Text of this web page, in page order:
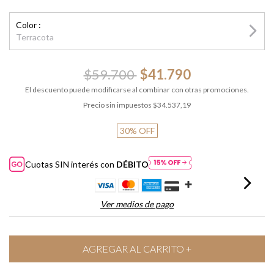
Color :
Terracota
$59.700 $41.790
El descuento puede modificarse al combinar con otras promociones.
Precio sin impuestos $34.537,19
30% OFF
Cuotas SIN interés con DÉBITO
Ver medios de pago